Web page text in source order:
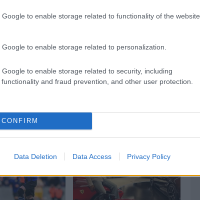
Google to enable storage related to functionality of the website
to enable storage related to personalization.
Google to enable storage related to security, including
and fraud prevention, and other user protection.
CONFIRM
Data Deletion Data Access Privacy Policy
ΟΛΑ ΤΑ ΑΡΘΡΑ